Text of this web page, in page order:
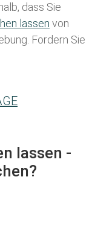
dass Sie
lassen von
Fordern Sie
lassen -